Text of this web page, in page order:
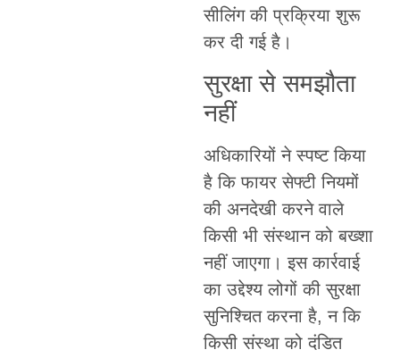
सीलिंग की प्रक्रिया शुरू
कर दी गई है।
सुरक्षा से समझौता
नहीं
अधिकारियों ने स्पष्ट किया
है कि फायर सेफ्टी नियमों
की अनदेखी करने वाले
किसी भी संस्थान को बख्शा
नहीं जाएगा। इस कार्रवाई
का उद्देश्य लोगों की सुरक्षा
सुनिश्चित करना है, न कि
किसी संस्था को दंडित